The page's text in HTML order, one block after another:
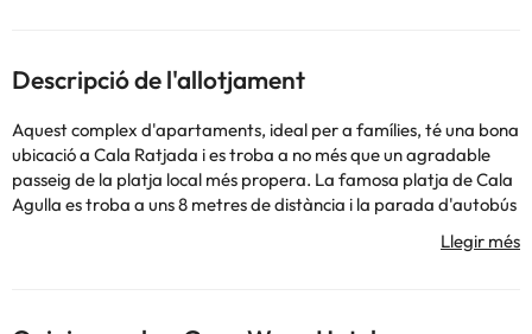
Descripció de l'allotjament
Aquest complex d'apartaments, ideal per a famílies, té una bona
ubicació a Cala Ratjada i es troba a no més que un agradable
passeig de la platja local més propera. La famosa platja de Cala
Agulla es troba a uns 8 metres de distància i la parada d'autobús
més propera es troba a no més de 5 metres del complex. Aquest
és un lloc meravellós per gaudir d'una estada agradable sota el